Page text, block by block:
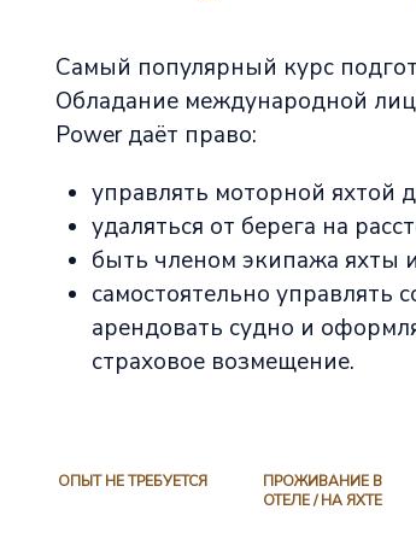
Самый популярный курс
Обладание международной
Power даёт право:
управлять моторной яхтой
удаляться от берега на
быть членом экипажа яхты
самостоятельно управлять
арендовать судно и
страховое возмещение.
ОПЫТ НЕ ТРЕБУЕТСЯ
ПРОЖИВАНИЕ В
ОТЕЛЕ / НА ЯХТЕ